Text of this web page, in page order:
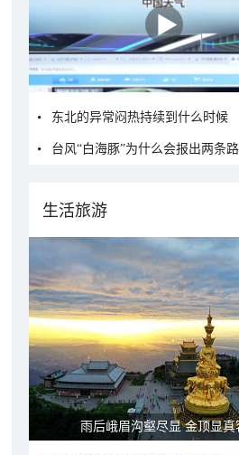
东北的异常闷热持续到什么时候
台风“白海豚”为什么会报出两条路
生活旅游
雨后峨眉沟壑尽显 金顶显真